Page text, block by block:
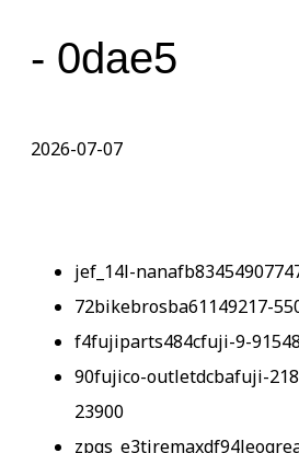
- 0dae5
2026-07-07
jef_14l-
72bikebrosba61149217-
f4fujiparts484cfuji-9-
90fujico-outletdcbafuji-
23900